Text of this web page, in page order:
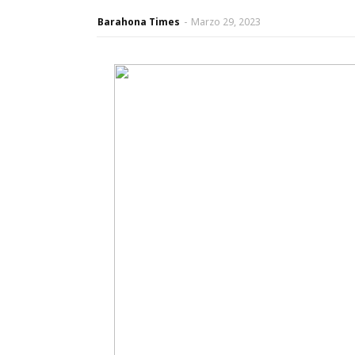
Barahona Times - Marzo 29, 2023